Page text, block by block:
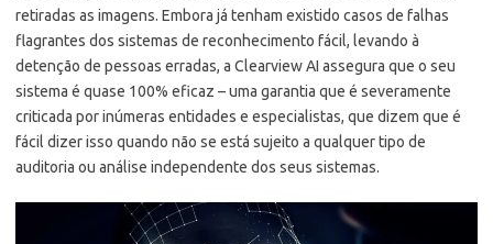
retiradas as imagens. Embora já tenham existido casos de falhas
flagrantes dos sistemas de reconhecimento fácil, levando à
detenção de pessoas erradas, a Clearview AI assegura que o seu
sistema é quase 100% eficaz – uma garantia que é severamente
criticada por inúmeras entidades e especialistas, que dizem que é
fácil dizer isso quando não se está sujeito a qualquer tipo de
auditoria ou análise independente dos seus sistemas.